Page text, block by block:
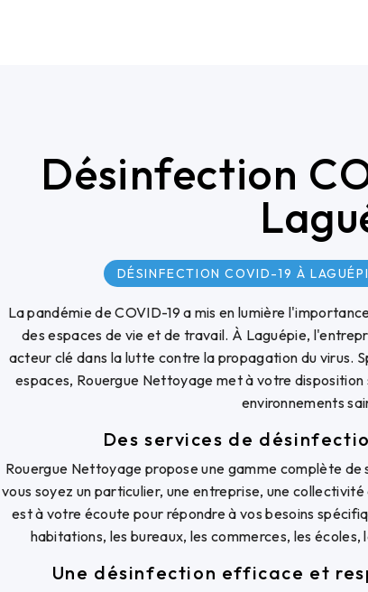
Désinfection
DÉSINFECTION COVID-19 À
La pandémie de COVID-19 a mis en lumière
des espaces de vie et de travail. À Laguépie,
acteur clé dans la lutte contre la propagation du virus.
espaces, Rouergue Nettoyage met à votre
environnements
Des services de
Rouergue Nettoyage propose une gamme complète
vous soyez un particulier, une entreprise, une
est à votre écoute pour répondre à vos besoins
habitations, les bureaux, les commerces, les
Une désinfection efficace et